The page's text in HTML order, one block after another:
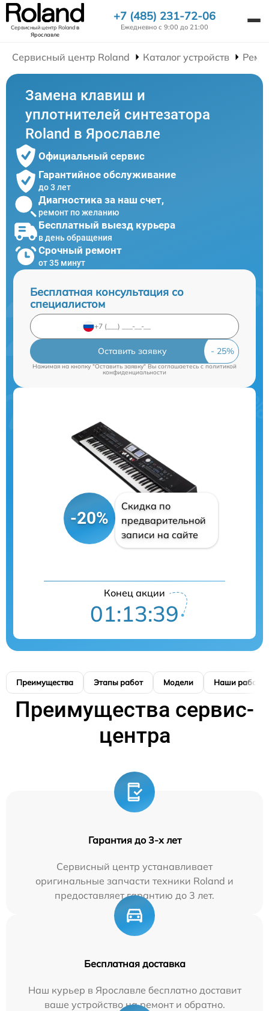
Сервисный центр Rolandв
Ярославле
+7 (485) 231-72-06
Ежедневно с 9:00 до 21:00
Сервисный центр Roland Каталог устройств
Замена клавиш и
уплотнителей синтезатора
Roland в Ярославле
Официальный сервис
Гарантийное обслуживание
до 3 лет
Диагностика за наш счет,
ремонт по желанию
Бесплатный выезд курьера
в день обращения
Срочный ремонт
от 35 минут
Бесплатная консультация со
специалистом
Оставить заявку
Нажимая на кнопку "Оставить заявку" Вы соглашаетесь cполитикой
конфиденциальности
-20%
Скидка по
предварительной
записи на сайте
Конец акции
01:13:38
Преимущества Этапы работ Модели Наши работы
Преимущества сервис-
центра
Гарантия до 3-х лет
Сервисный центр устанавливает
оригинальные запчасти техники Roland и
предоставляет гарантию до 3 лет.
Бесплатная доставка
Наш курьер в Ярославле бесплатно доставит
ваше устройство на ремонт и обратно.